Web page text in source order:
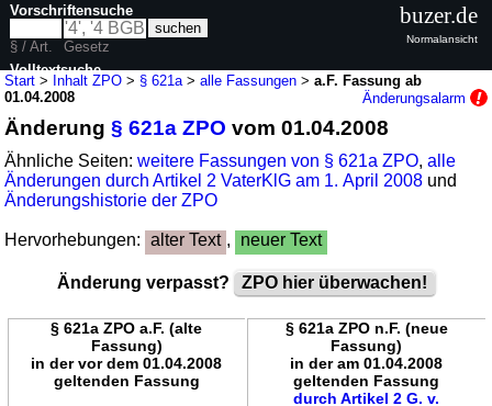
Start > Inhalt ZPO > § 621a >alle Fassungen >a.F. Fassung ab
01.04.2008
Änderungsalarm
Änderung§ 621a ZPO vom 01.04.2008
Ähnliche Seiten:weitere Fassungen von § 621a ZPO,alle
Änderungen durch Artikel 2 VaterKlG am 1. April 2008 und
Änderungshistorie der ZPO
Hervorhebungen: alter Text , neuer Text
Änderung verpasst? ZPO hier überwachen!
§ 621a ZPO a.F. (alte
Fassung)
in der vor dem 01.04.2008
geltenden Fassung
§ 621a ZPO n.F. (neue
Fassung)
in der am 01.04.2008
geltenden Fassung
durch Artikel 2 G. v.
Vorschriftensuche
§ / Art.
Gesetz
Volltextsuche
buzer.de
Normalansicht